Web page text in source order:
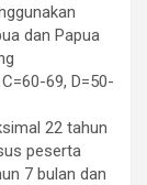
dan Papua
69, D=50-
22 tahun
peserta
7 bulan dan